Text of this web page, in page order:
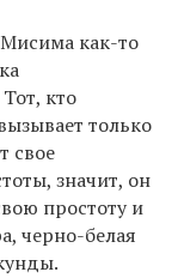
как-то
кто
только
свое
значит, он
простоту и
черно-белая